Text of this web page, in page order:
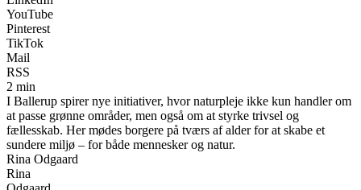
YouTube
Pinterest
TikTok
Mail
RSS
2 min
I Ballerup spirer nye initiativer, hvor naturpleje ikke kun handler om
at passe grønne områder, men også om at styrke trivsel og
fællesskab. Her mødes borgere på tværs af alder for at skabe et
sundere miljø – for både mennesker og natur.
Rina Odgaard
Rina